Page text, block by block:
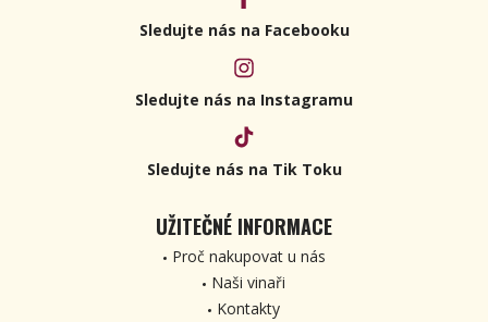
Sledujte nás na Facebooku
Sledujte nás na Instagramu
Sledujte nás na Tik Toku
UŽITEČNÉ INFORMACE
Proč nakupovat u nás
Naši vinaři
Kontakty